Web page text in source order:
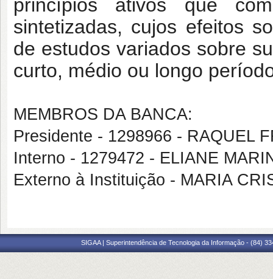
princípios ativos que
sintetizadas, cujos efeitos
de estudos variados sobre
curto, médio ou longo
MEMBROS DA BANCA:
Presidente - 1298966 - RAQUEL
Interno - 1279472 - ELIANE
Externo à Instituição - MARIA
SIGAA | Superintendência de Tecnologia da Informação - (84)